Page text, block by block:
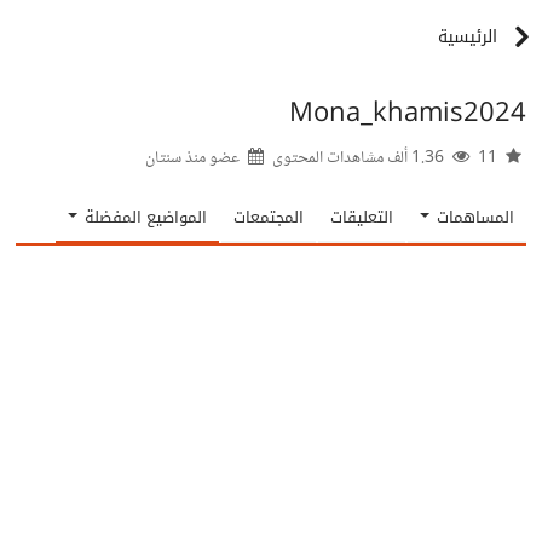
الرئيسية
Mona_khamis2024
عضو منذسنتان
المساهمات التعليقات المجتمعات المواضيع المفضلة